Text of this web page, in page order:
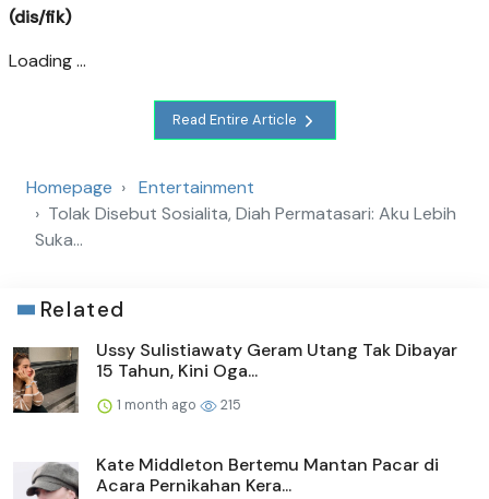
(dis/fik)
Loading ...
Read Entire Article
Homepage
Entertainment
Tolak Disebut Sosialita, Diah Permatasari: Aku Lebih
Suka...
Related
Ussy Sulistiawaty Geram Utang Tak Dibayar
15 Tahun, Kini Oga...
1 month ago 215
Kate Middleton Bertemu Mantan Pacar di
Acara Pernikahan Kera...